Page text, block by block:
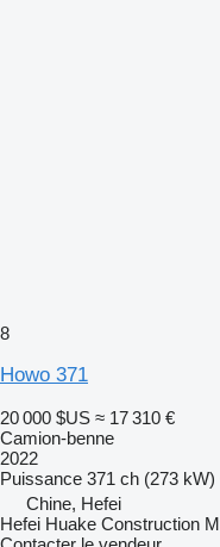
8
Howo 371
20 000 $US ≈ 17 310 €
Camion-benne
2022
Puissance 371 ch (273 kW)
Chine, Hefei
Hefei Huake Construction